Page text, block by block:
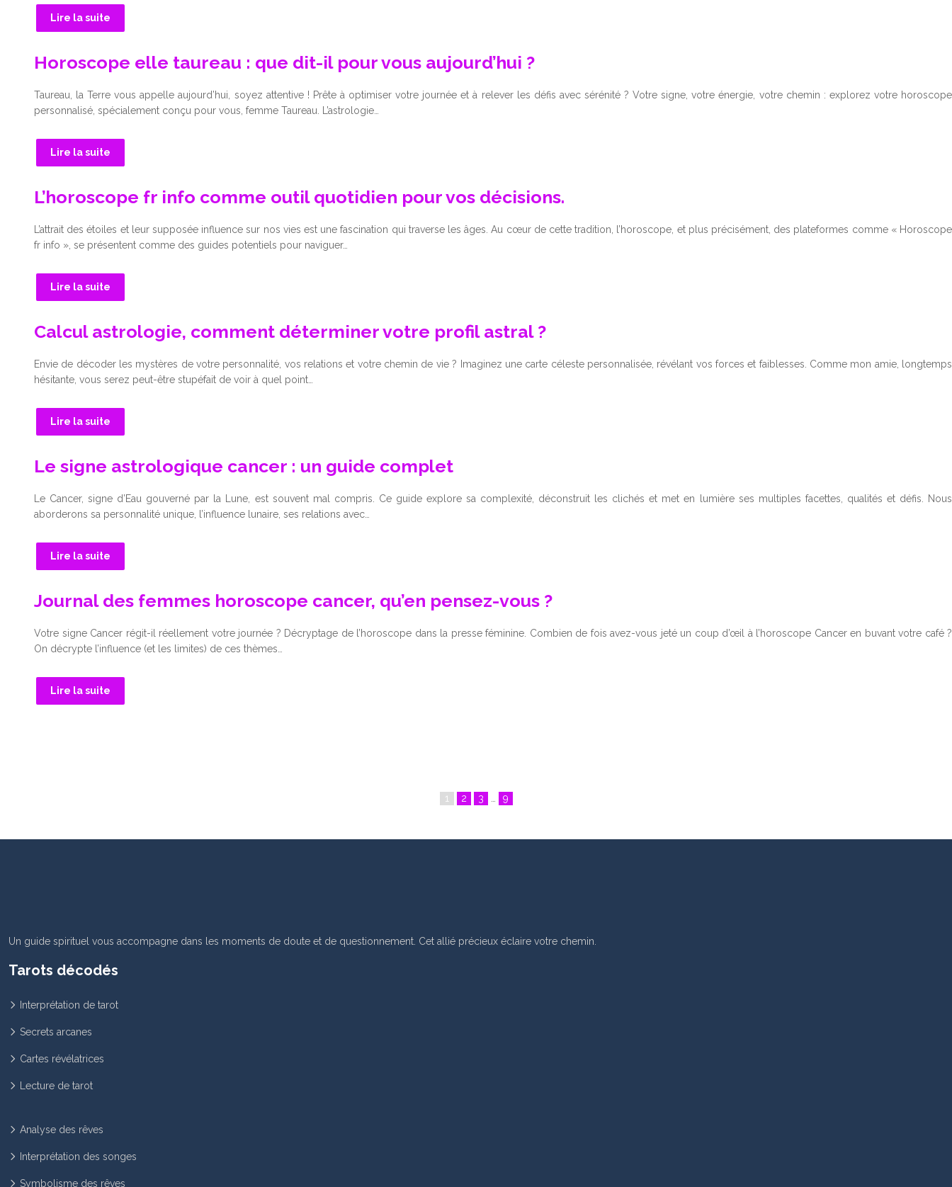
Lire la suite
Horoscope elle taureau : que dit-il pour vous aujourd’hui ?
Taureau, la Terre vous appelle aujourd’hui, soyez attentive ! Prête à optimiser votre journée et à relever les défis avec sérénité ? Votre signe, votre énergie, votre chemin : explorez votre horoscope
personnalisé, spécialement conçu pour vous, femme Taureau. L’astrologie…
Lire la suite
L’horoscope fr info comme outil quotidien pour vos décisions.
L’attrait des étoiles et leur supposée influence sur nos vies est une fascination qui traverse les âges. Au cœur de cette tradition, l’horoscope, et plus précisément, des plateformes comme « Horoscope
fr info », se présentent comme des guides potentiels pour naviguer…
Lire la suite
Calcul astrologie, comment déterminer votre profil astral ?
Envie de décoder les mystères de votre personnalité, vos relations et votre chemin de vie ? Imaginez une carte céleste personnalisée, révélant vos forces et faiblesses. Comme mon amie, longtemps
hésitante, vous serez peut-être stupéfait de voir à quel point…
Lire la suite
Le signe astrologique cancer : un guide complet
Le Cancer, signe d’Eau gouverné par la Lune, est souvent mal compris. Ce guide explore sa complexité, déconstruit les clichés et met en lumière ses multiples facettes, qualités et défis. Nous
aborderons sa personnalité unique, l’influence lunaire, ses relations avec…
Lire la suite
Journal des femmes horoscope cancer, qu’en pensez-vous ?
Votre signe Cancer régit-il réellement votre journée ? Décryptage de l’horoscope dans la presse féminine. Combien de fois avez-vous jeté un coup d’œil à l’horoscope Cancer en buvant votre café ?
On décrypte l’influence (et les limites) de ces thèmes…
Lire la suite
1 2 3 9
Un guide spirituel vous accompagne dans les moments de doute et de questionnement. Cet allié précieux éclaire votre chemin.
Tarots décodés
Interprétation de tarot
Secrets arcanes
Cartes révélatrices
Lecture de tarot
Analyse des rêves
Interprétation des songes
Symbolisme des rêves